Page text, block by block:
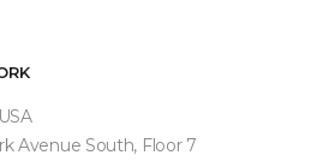
Avenue South, Floor 7